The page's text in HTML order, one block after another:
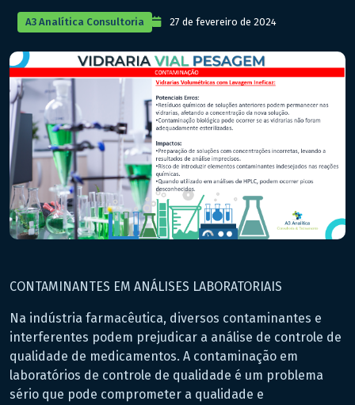
A3 Analítica Consultoria 27 de fevereiro de 2024
CONTAMINANTES EM ANÁLISES LABORATORIAIS
Na indústria farmacêutica, diversos contaminantes e
interferentes podem prejudicar a análise de controle de
qualidade de medicamentos. A contaminação em
laboratórios de controle de qualidade é um problema
sério que pode comprometer a qualidade e